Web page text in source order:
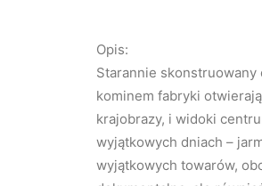
Opis:
Starannie
kominem fabryki
krajobrazy, i widoki
wyjątkowych dniach –
wyjątkowych towarów,